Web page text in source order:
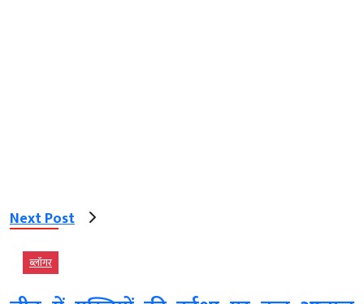
Next Post
ब्‍लॉगर